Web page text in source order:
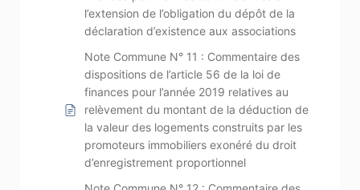
l’extension de l’obligation du dépôt de la
déclaration d’existence aux associations
Note Commune N° 11 : Commentaire des
dispositions de l’article 56 de la loi de
finances pour l’année 2019 relatives au
relèvement du montant de la déduction de
la valeur des logements construits par les
promoteurs immobiliers exonéré du droit
d’enregistrement proportionnel